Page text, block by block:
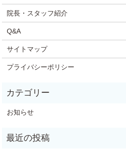
院長・スタッフ紹介
Q&A
サイトマップ
プライバシーポリシー
お知らせ